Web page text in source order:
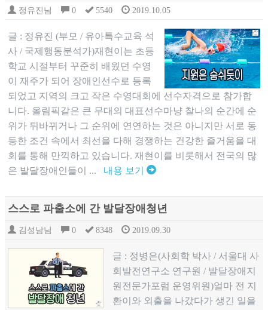
정유진님 0 5540 2019.10.05
글 : 정유진 (부모 / 유아특수교육 석
사 / 국제행동분석가)재현이는 초등
학교 시절부터 꾸준히 배웠던 수영
이 재주가 되어 장애인선수로 등록
되었고 지역의 크고 작은 수영대회에 선수자격으로 참가합
니다. 올림픽같은 큰 무대의 대표선수마냥 찰나의 순간에 순
위가 뒤바뀌거나 그 순위에 연연하는 것은 아니지만 서로 동
등한 조건 속에서 최선을 다해 경쟁하는 건강한 즐거움을 대
회를 통해 만끽하고 있습니다. 재현이를 비롯해서 전국의 많
은 발달장애인들이 ... 내용 보기
스스로 파출소에 간 발달장애청년
김성남님 0 8348 2019.09.30
글 : 정병은(사회학 박사 / 서울대 사
회발전연구소 연구원 / 발달장애지
원전문가포럼 운영위원)얼마 전 지
환이와 외출을 나갔다가 생긴 일을